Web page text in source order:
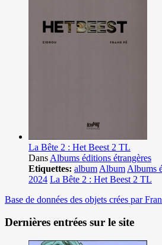
La Bête 2 : Het Beest 2 TL
Dans Albums éditions étrangères
Etiquettes: album Album Albums
2024 La Bête 2 : Het Beest 2 TL
Base de données des objets crées par
Dernières entrées sur le site